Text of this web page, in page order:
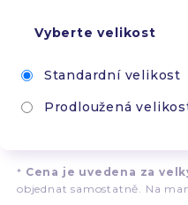
Vyberte velikost
Standardní velikost
Prodloužená
* Cena je uvedena za
objednat samostatně. Na